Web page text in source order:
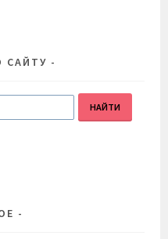
САЙТУ